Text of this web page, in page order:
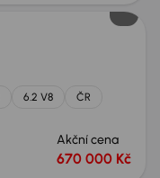
6.2 V8
ČR
Akční cena
670 000 Kč